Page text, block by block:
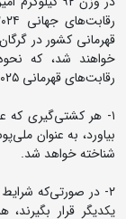
قهرمانی کشور در
خواهند شد، که
رقابت‌های قهرمانی ۲۰۲۵ آسیا به شرح زیر می‌باشد:
۱- هر کشتی‌گیری که
شناخته خواهد شد.
۲- در صورتی‌که
یکدیگر قرار